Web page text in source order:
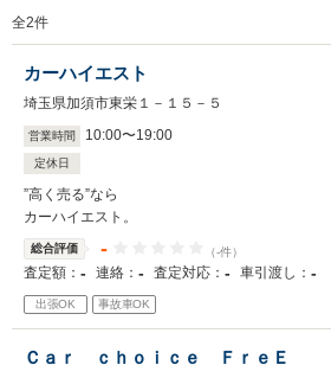
全2件
カーハイエスト
埼玉県加須市東栄１－１５－５
営業時間 10:00〜19:00
定休日
”高く売る”なら
カーハイエスト。
総合評価 - （-件）
査定額： - 連絡： - 査定対応： - 車引渡し： -
出張OK 事故車OK
Ｃａｒ ｃｈｏｉｃｅ ＦｒｅＥ